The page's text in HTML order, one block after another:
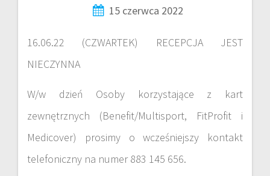
15 czerwca 2022
16.06.22 (CZWARTEK) RECEPCJA JEST
NIECZYNNA
W/w dzień Osoby korzystające z kart
zewnętrznych (Benefit/Multisport, FitProfit i
Medicover) prosimy o wcześniejszy kontakt
telefoniczny na numer 883 145 656.